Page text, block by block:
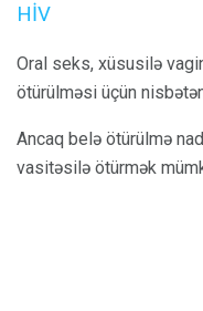
HİV
Oral seks, xüsusilə
ötürülməsi üçün
Ancaq belə ötürülmə
vasitəsilə ötürmək